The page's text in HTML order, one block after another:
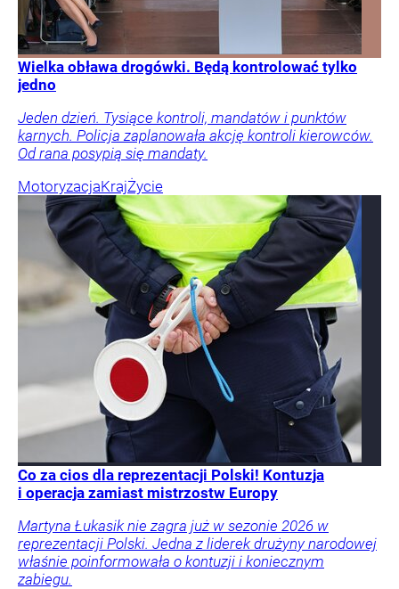
Wielka obława drogówki. Będą kontrolować tylko
jedno
Jeden dzień. Tysiące kontroli, mandatów i punktów
karnych. Policja zaplanowała akcję kontroli kierowców.
Od rana posypią się mandaty.
MotoryzacjaKrajŻycie
Co za cios dla reprezentacji Polski! Kontuzja
i operacja zamiast mistrzostw Europy
Martyna Łukasik nie zagra już w sezonie 2026 w
reprezentacji Polski. Jedna z liderek drużyny narodowej
właśnie poinformowała o kontuzji i koniecznym
zabiegu.